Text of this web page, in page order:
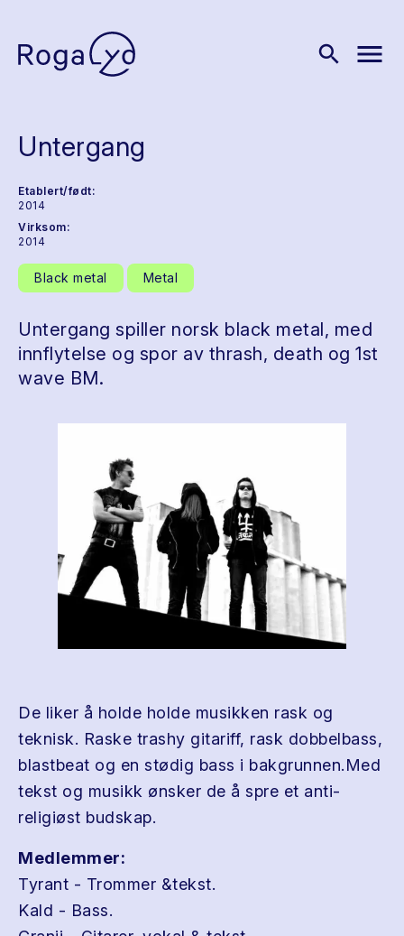
search menu
Untergang
Etablert/født:
2014
Virksom:
2014
Black metal Metal
Untergang spiller norsk black metal, med
innflytelse og spor av thrash, death og 1st
wave BM.
De liker å holde holde musikken rask og
teknisk. Raske trashy gitariff, rask dobbelbass,
blastbeat og en stødig bass i bakgrunnen.Med
tekst og musikk ønsker de å spre et anti-
religiøst budskap.
Medlemmer:
Tyrant - Trommer &tekst.
Kald - Bass.